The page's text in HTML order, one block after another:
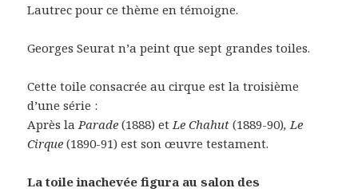
Lautrec pour ce thème en témoigne.
Georges Seurat n’a peint que sept grandes toiles.
Cette toile consacrée au cirque est la troisième
d’une série :
Après laParade(1888) etLe Chahut(1889-90), Le
Cirque(1890-91) est son œuvre testament.
La toile inachevée figura au salon des